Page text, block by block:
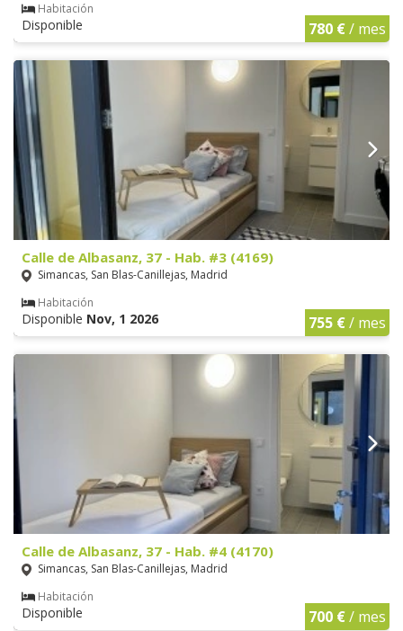
Habitación
Disponible 780 €/ mes
Calle de Albasanz, 37 - Hab. #3 (4169)
Simancas, San Blas-Canillejas, Madrid
Habitación
Disponible Nov, 1 2026 755 €/ mes
Calle de Albasanz, 37 - Hab. #4 (4170)
Simancas, San Blas-Canillejas, Madrid
Habitación
Disponible 700 €/ mes